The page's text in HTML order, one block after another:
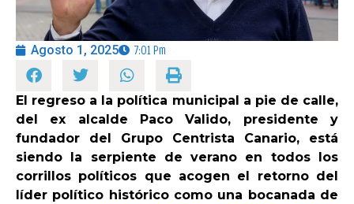
ENTREVISTAS
OPINIÓN
PROGRAMAS
Agosto 1, 2025 7:01 Pm
El regreso a la política municipal a pie de calle,
del ex alcalde Paco Valido, presidente y
fundador del Grupo Centrista Canario, está
siendo la serpiente de verano en todos los
corrillos políticos que acogen el retorno del
líder político histórico como una bocanada de